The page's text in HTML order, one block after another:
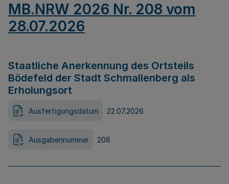
MB.NRW 2026 Nr. 208 vom
28.07.2026
Staatliche Anerkennung des Ortsteils
Bödefeld der Stadt Schmallenberg als
Erholungsort
Ausfertigungsdatum 22.07.2026
Ausgabennummer 208